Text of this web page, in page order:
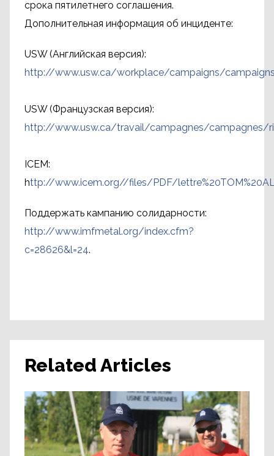
срока пятилетнего соглашения.
Дополнительная информация об инциденте:
USW (Английская версия):
http://www.usw.ca/workplace/campaigns/
USW (Французская версия):
http://www.usw.ca/travail/campagnes/campagnes/
ICEM:
http://www.icem.org//files/PDF/
Поддержать кампанию солидарности:
http://www.imfmetal.org/index.cfm?
c=28626&l=24.
Related Articles